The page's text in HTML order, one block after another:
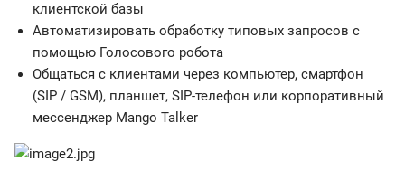
клиентской базы
Автоматизировать обработку типовых запросов с
помощью Голосового робота
Общаться с клиентами через компьютер, смартфон
(SIP / GSM), планшет, SIP-телефон или корпоративный
мессенджер Mango Talker